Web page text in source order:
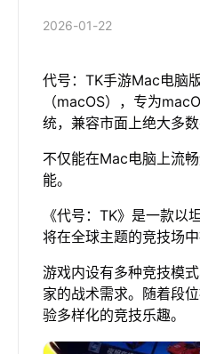
2026-01-22
代号：TK手游Mac电脑
（macOS），专为
统，兼容市面上绝大多数
不仅能在Mac电脑上流
能。
《代号：TK》是一款
将在全球主题的竞技场
游戏内设有多种竞技模
家的战术需求。随着段
验多样化的竞技乐趣。